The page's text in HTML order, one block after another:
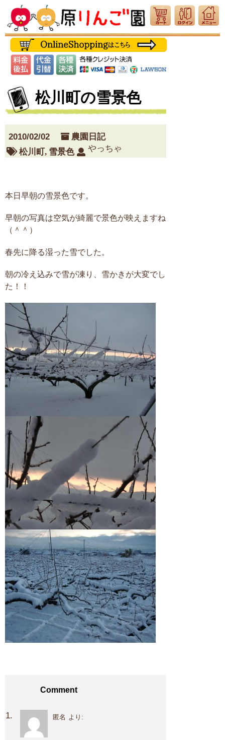
松川町の雪景色
2010/02/02
農園日記
松川町, 雪景色 やっちゃ
本日早朝の雪景色です。
早朝の写真は空気が綺麗で景色が映えますね
（＾＾）
春先に降る湿った雪でした。
朝の冷え込みで雪が凍り、雪かきが大変でし
た！！
Comment
匿名 より: